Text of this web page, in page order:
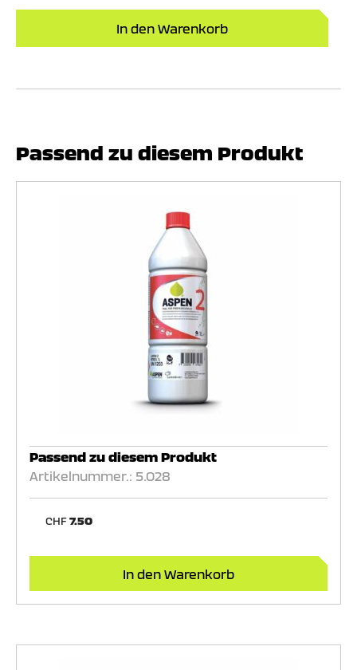
Liter
In den Warenkorb
Passend zu diesem Produkt
Passend zu diesem Produkt
Artikelnummer.: 5.028
CHF7.50
In den Warenkorb